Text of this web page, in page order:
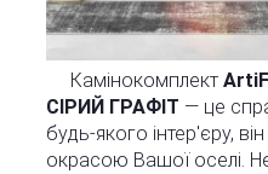
Камінокомплект
СІРИЙ ГРАФІТ — це
будь-якого інтер'єру,
окрасою Вашої оселі.